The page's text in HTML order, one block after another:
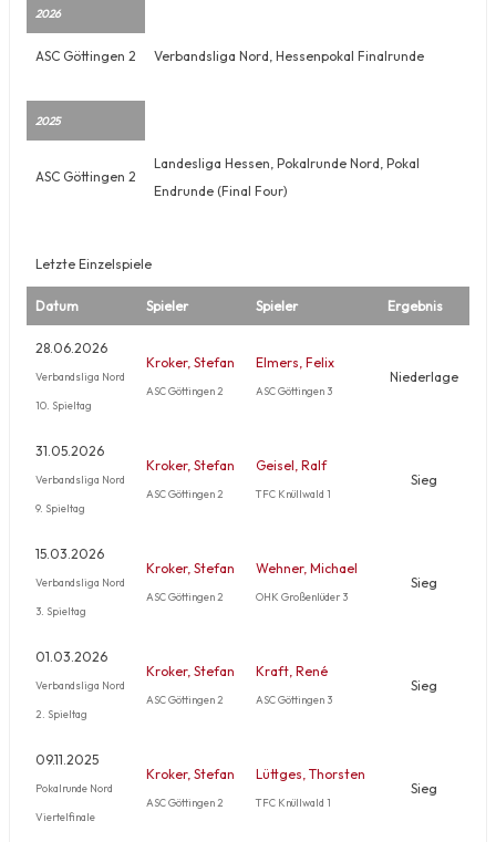
2026
ASC Göttingen 2 Verbandsliga Nord, Hessenpokal Finalrunde
2025
ASC Göttingen 2
Landesliga Hessen, Pokalrunde Nord, Pokal
Endrunde (Final Four)
Letzte Einzelspiele
Datum Spieler Spieler Ergebnis
28.06.2026
Verbandsliga Nord
10. Spieltag
Kroker, Stefan
ASC Göttingen 2
Elmers, Felix
ASC Göttingen 3
Niederlage
31.05.2026
Verbandsliga Nord
9. Spieltag
Kroker, Stefan
ASC Göttingen 2
Geisel, Ralf
TFC Knüllwald 1
Sieg
15.03.2026
Verbandsliga Nord
3. Spieltag
Kroker, Stefan
ASC Göttingen 2
Wehner, Michael
OHK Großenlüder 3
Sieg
01.03.2026
Verbandsliga Nord
2. Spieltag
Kroker, Stefan
ASC Göttingen 2
Kraft, René
ASC Göttingen 3
Sieg
09.11.2025
Pokalrunde Nord
Viertelfinale
Kroker, Stefan
ASC Göttingen 2
Lüttges, Thorsten
TFC Knüllwald 1
Sieg